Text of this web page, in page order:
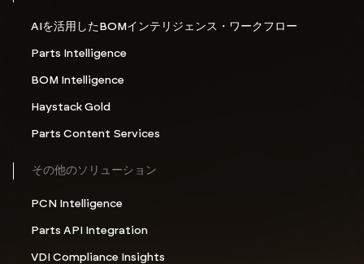
AIを活用したBOMインテリジェンス・ワークフロー
Parts Intelligence
BOM Intelligence
Haystack Gold
Parts Content Services
その他のソリューション
PCN Intelligence
Parts API Integration
VDI Compliance Insights